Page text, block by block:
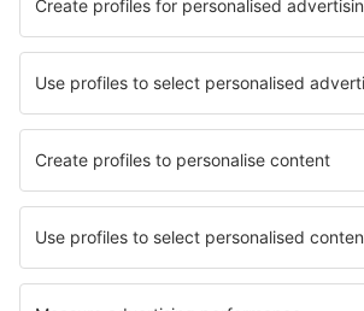
Cele mai bune locuri de cazare - orașe
Cazare în Gávrio Cazare în Weisspriach
Cazare în Klintehamn Cazare în Fântâna-
Cazare Saltford Cazare în Clarkston